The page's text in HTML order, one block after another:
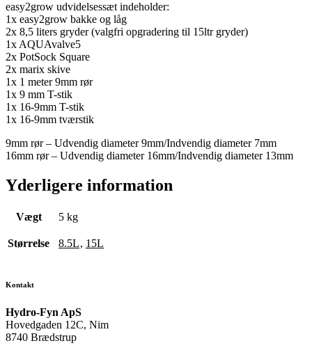
easy2grow udvidelsessæt indeholder:
1x easy2grow bakke og låg
2x 8,5 liters gryder (valgfri opgradering til 15ltr gryder)
1x AQUAvalve5
2x PotSock Square
2x marix skive
1x 1 meter 9mm rør
1x 9 mm T-stik
1x 16-9mm T-stik
1x 16-9mm tværstik
9mm rør – Udvendig diameter 9mm/Indvendig diameter 7mm
16mm rør – Udvendig diameter 16mm/Indvendig diameter 13mm
Yderligere information
Vægt 5 kg
Størrelse 8.5L, 15L
Kontakt
Hydro-Fyn ApS
Hovedgaden 12C, Nim
8740 Brædstrup